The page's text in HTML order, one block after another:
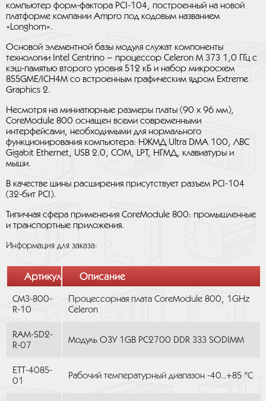
компьютер форм-фактора PCI-104, построенный на новой
платформе компании Ampro под кодовым названием
«Longhorn».
Основой элементной базы модуля служат компоненты
технологии Intel Centrino – процессор Celeron M 373 1,0 ГГц с
кэш-памятью второго уровня 512 кБ и набор микросхем
855GME/ICH4M со встроенным графическим ядром Extreme
Graphics 2.
Несмотря на миниатюрные размеры платы (90 x 96 мм),
CoreModule 800 оснащен всеми современными
интерфейсами, необходимыми для нормального
функционирования компьютера: НЖМД Ultra DMA 100, ЛВС
Gigabit Ethernet, USB 2.0, COM, LPT, НГМД, клавиатуры и
мыши.
В качестве шины расширения присутствует разъем PCI-104
(32-бит PCI).
Типичная сфера применения CoreModule 800: промышленные
и транспортные приложения.
Информация для заказа:
Артикул Описание
CM3-800-
R-10
Процессорная плата CoreModule 800, 1GHz
Celeron
RAM-SD2-
R-07
Модуль ОЗУ 1GB PC2700 DDR 333 SODIMM
ETT-4085-
01
Рабочий температурный диапазон -40..+85 °С